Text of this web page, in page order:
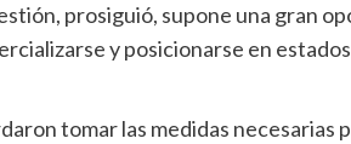
prosiguió, supone una gran
y posicionarse en
tomar las medidas